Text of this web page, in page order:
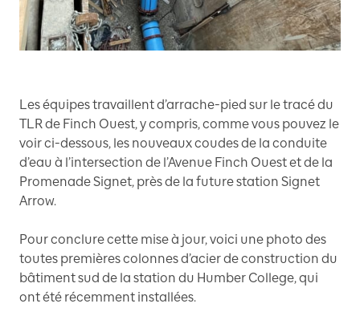
Les équipes travaillent d’arrache-pied sur le tracé du
TLR de Finch Ouest, y compris, comme vous pouvez le
voir ci-dessous, les nouveaux coudes de la conduite
d’eau à l’intersection de l’Avenue Finch Ouest et de la
Promenade Signet, près de la future station Signet
Arrow.
Pour conclure cette mise à jour, voici une photo des
toutes premières colonnes d’acier de construction du
bâtiment sud de la station du Humber College, qui
ont été récemment installées.